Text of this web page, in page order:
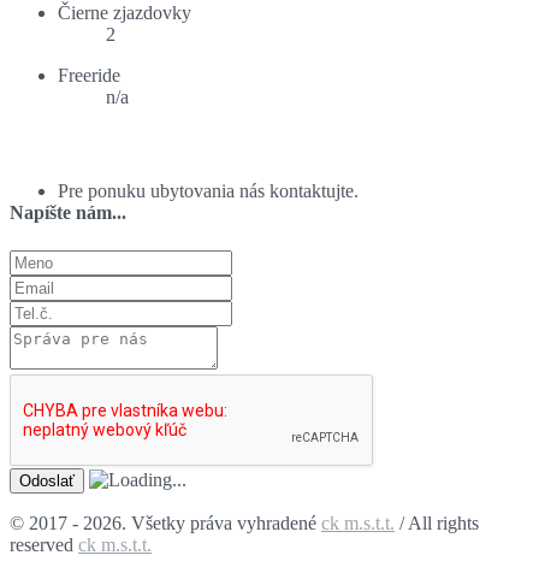
Čierne zjazdovky
2
Freeride
n/a
Pre ponuku ubytovania nás kontaktujte.
Napíšte nám...
© 2017 - 2026. Všetky práva vyhradené ck m.s.t.t. / All rights
reserved ck m.s.t.t.